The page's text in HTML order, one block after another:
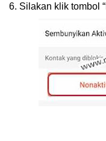
6. Silakan klik tombol “